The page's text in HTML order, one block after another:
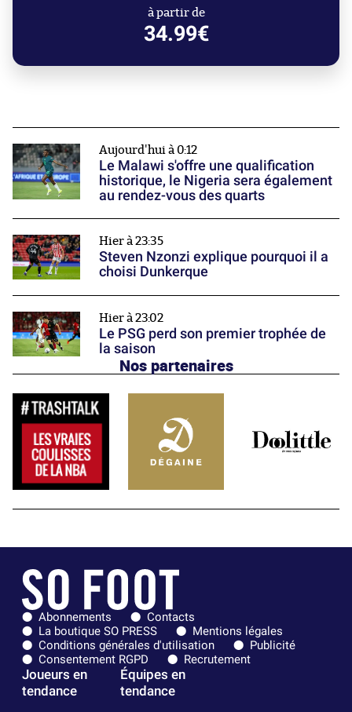
à partir de
34.99€
Aujourd'hui à 0:12
Le Malawi s'offre une qualification
historique, le Nigeria sera également
au rendez-vous des quarts
Hier à 23:35
Steven Nzonzi explique pourquoi il a
choisi Dunkerque
Hier à 23:02
Le PSG perd son premier trophée de
la saison
Nos partenaires
Abonnements
Contacts
La boutique SO PRESS
Mentions légales
Conditions générales d'utilisation
Publicité
Consentement RGPD
Recrutement
Joueurs en
tendance
Équipes en
tendance